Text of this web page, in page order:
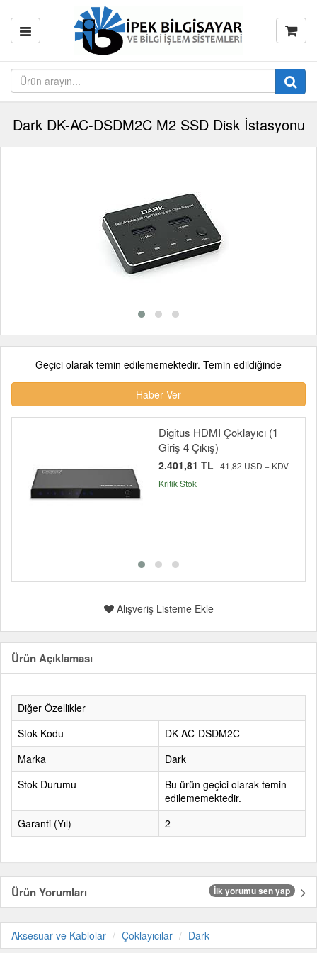
Dark DK-AC-DSDM2C M2 SSD Disk İstasyonu
Geçici olarak temin edilememektedir. Temin edildiğinde
Haber Ver
Digitus HDMI Çoklayıcı (1
Giriş 4 Çıkış)
2.401,81 TL 41,82 USD + KDV
Kritik Stok
Alışveriş Listeme Ekle
Ürün Açıklaması
Diğer Özellikler
Stok Kodu
DK-AC-DSDM2C
Marka
Dark
Stok Durumu
Bu ürün geçici olarak temin
edilememektedir.
Garanti (Yıl)
2
Ürün Yorumları İlk yorumu sen yap
Aksesuar ve Kablolar Çoklayıcılar Dark